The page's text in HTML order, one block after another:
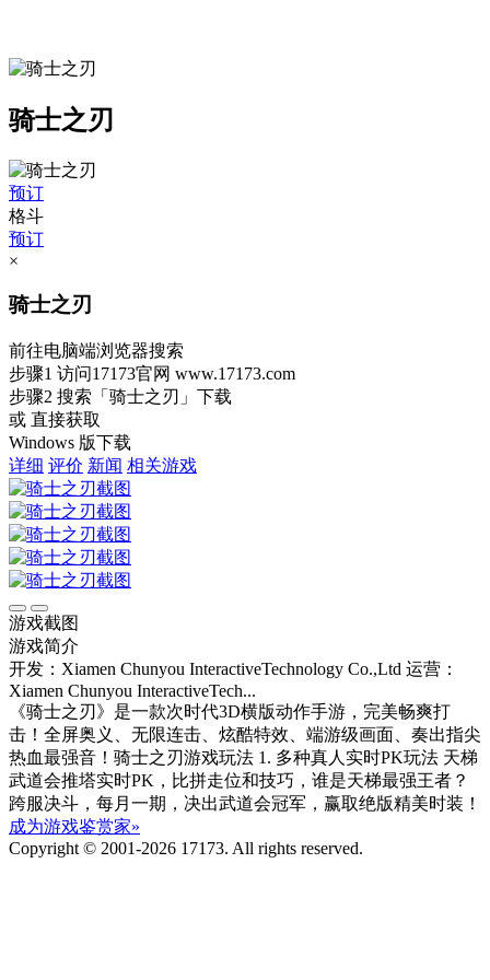
骑士之刃
预订
格斗
预订
×
骑士之刃
前往电脑端浏览器搜索
步骤1 访问17173官网 www.17173.com
步骤2 搜索 「骑士之刃」 下载
或 直接获取
Windows 版下载
详细 评价 新闻 相关游戏
游戏截图
游戏简介
开发：Xiamen Chunyou InteractiveTechnology Co.,Ltd 运营：
Xiamen Chunyou InteractiveTech...
《骑士之刃》是一款次时代3D横版动作手游，完美畅爽打
击！全屏奥义、无限连击、炫酷特效、端游级画面、奏出指尖
热血最强音！骑士之刃游戏玩法 1. 多种真人实时PK玩法 天梯
武道会推塔实时PK，比拼走位和技巧，谁是天梯最强王者？
跨服决斗，每月一期，决出武道会冠军，赢取绝版精美时装！
成为游戏鉴赏家»
Copyright © 2001-2026 17173. All rights reserved.